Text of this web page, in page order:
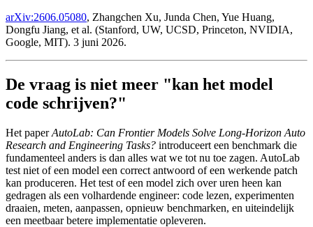
arXiv:2606.05080, Zhangchen Xu, Junda Chen, Yue Huang,
Dongfu Jiang, et al. (Stanford, UW, UCSD, Princeton, NVIDIA,
Google, MIT). 3 juni 2026.
De vraag is niet meer "kan het model
code schrijven?"
Het paperAutoLab: Can Frontier Models Solve Long-Horizon Auto
Research and Engineering Tasks? introduceert een benchmark die
fundamenteel anders is dan alles wat we tot nu toe zagen. AutoLab
test niet of een model een correct antwoord of een werkende patch
kan produceren. Het test of een model zich over uren heen kan
gedragen als een volhardende engineer: code lezen, experimenten
draaien, meten, aanpassen, opnieuw benchmarken, en uiteindelijk
een meetbaar betere implementatie opleveren.